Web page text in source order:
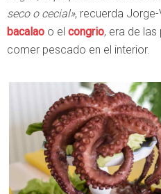
seco o cecial», recuerda
bacalao o el congrio, era de
comer pescado en el interior.